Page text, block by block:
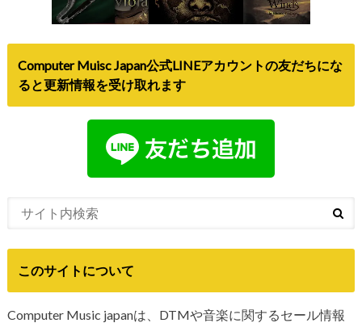
Computer Muisc Japan公式LINEアカウントの友だちにな
ると更新情報を受け取れます
このサイトについて
Computer Music japanは、DTMや音楽に関するセール情報